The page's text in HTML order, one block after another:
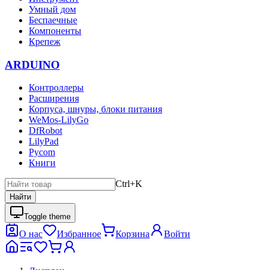
Умный дом
Беспаечные
Компоненты
Крепеж
ARDUINO
Контроллеры
Расширения
Корпуса, шнуры, блоки питания
WeMos-LilyGo
DfRobot
LilyPad
Pycom
Книги
Ctrl+K
Найти
Toggle theme
О нас Избранное Корзина Войти